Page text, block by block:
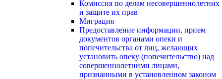
Комиссия по делам несовершеннолетних
и защите их прав
Миграция
Предоставление информации, прием
документов органами опеки и
попечительства от лиц, желающих
установить опеку (попечительство) над
совершеннолетними лицами,
признанными в установленном законом